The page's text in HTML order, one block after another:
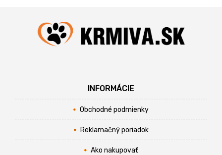
INFORMÁCIE
Obchodné podmienky
Reklamačný poriadok
Ako nakupovať